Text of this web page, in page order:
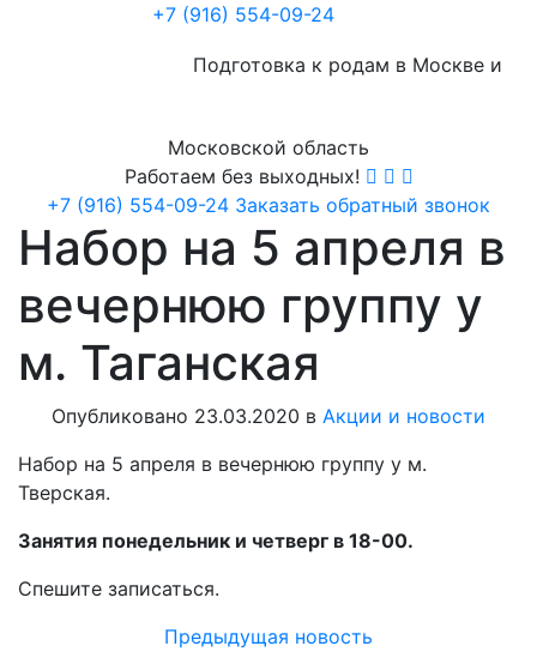
+7 (916) 554-09-24
Подготовка к родам в Москве и
Московской область
+7 (916) 554-09-24 Заказать обратный звонок
Работаем без выходных!
Набор на 5 апреля в
вечернюю группу у
м. Таганская
Опубликовано 23.03.2020 в Акции и новости
Набор на 5 апреля в вечернюю группу у м.
Тверская.
Занятия понедельник и четверг в 18-00.
Спешите записаться.
Предыдущая новость